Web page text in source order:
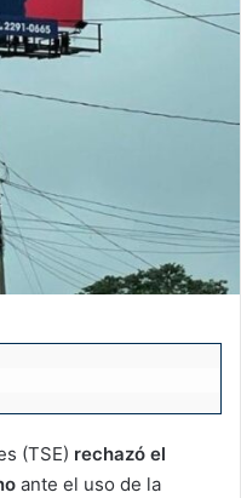
(TSE) rechazó el
ante el uso de la